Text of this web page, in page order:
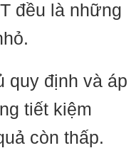
đều là những
quy định và áp
tiết kiệm
còn thấp.